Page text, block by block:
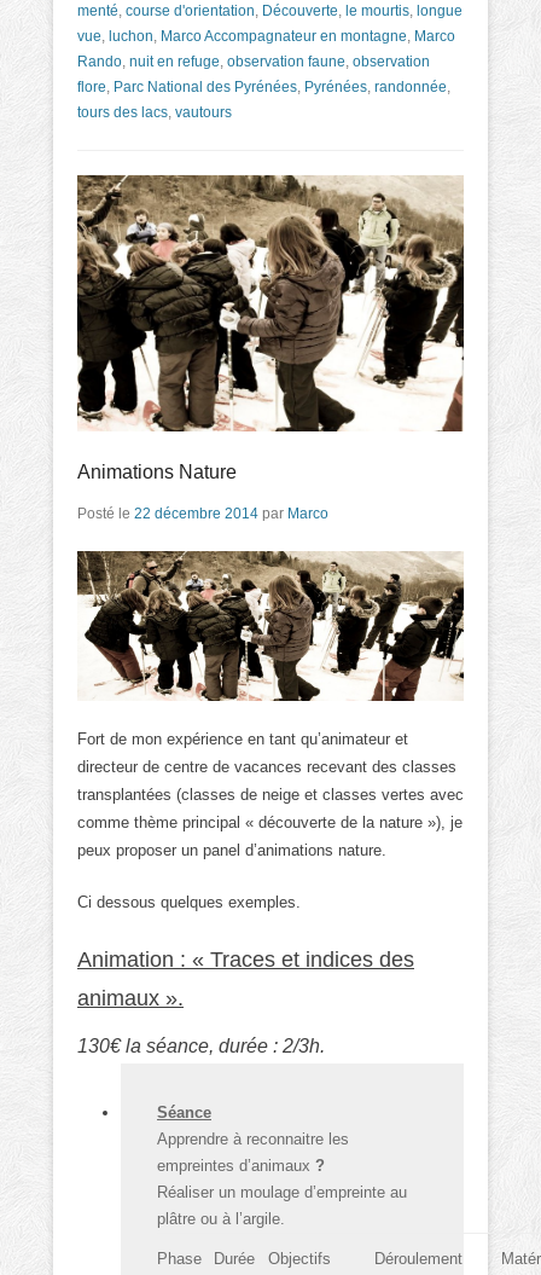
menté, course d'orientation, Découverte, le mourtis, longue
vue, luchon, Marco Accompagnateur en montagne, Marco
Rando, nuit en refuge, observation faune, observation
flore, Parc National des Pyrénées, Pyrénées, randonnée,
tours des lacs, vautours
Animations Nature
Posté le 22 décembre 2014 par Marco
Fort de mon expérience en tant qu’animateur et
directeur de centre de vacances recevant des classes
transplantées (classes de neige et classes vertes avec
comme thème principal « découverte de la nature »), je
peux proposer un panel d’animations nature.
Ci dessous quelques exemples.
Animation : « Traces et indices des
animaux ».
130€ la séance, durée : 2/3h.
Séance
Apprendre à reconnaitre les
empreintes d’animaux ?
Réaliser un moulage d’empreinte au
plâtre ou à l’argile.
Phase Durée Objectifs Déroulement